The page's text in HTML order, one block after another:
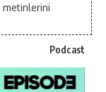
metinlerini
Podcast